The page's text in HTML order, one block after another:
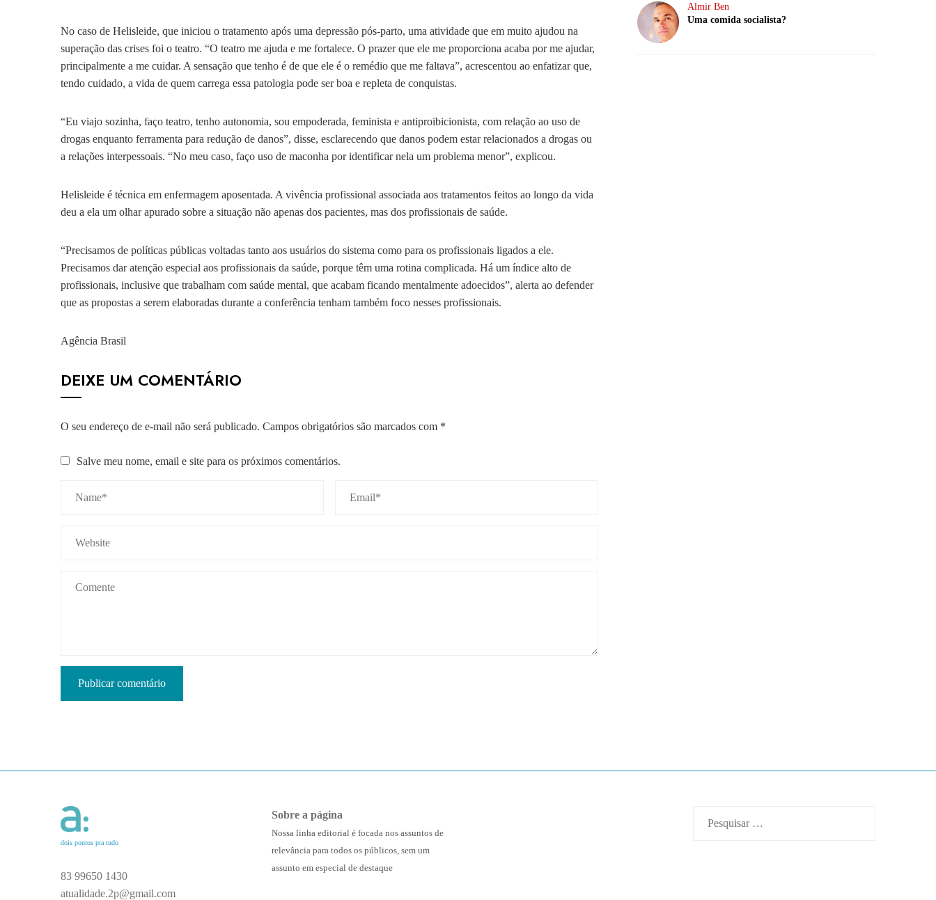
No caso de Helisleide, que iniciou o tratamento após uma depressão pós-parto, uma atividade que em muito ajudou na
superação das crises foi o teatro. “O teatro me ajuda e me fortalece. O prazer que ele me proporciona acaba por me ajudar,
principalmente a me cuidar. A sensação que tenho é de que ele é o remédio que me faltava”, acrescentou ao enfatizar que,
tendo cuidado, a vida de quem carrega essa patologia pode ser boa e repleta de conquistas.
“Eu viajo sozinha, faço teatro, tenho autonomia, sou empoderada, feminista e antiproibicionista, com relação ao uso de
drogas enquanto ferramenta para redução de danos”, disse, esclarecendo que danos podem estar relacionados a drogas ou
a relações interpessoais. “No meu caso, faço uso de maconha por identificar nela um problema menor”, explicou.
Helisleide é técnica em enfermagem aposentada. A vivência profissional associada aos tratamentos feitos ao longo da vida
deu a ela um olhar apurado sobre a situação não apenas dos pacientes, mas dos profissionais de saúde.
“Precisamos de políticas públicas voltadas tanto aos usuários do sistema como para os profissionais ligados a ele.
Precisamos dar atenção especial aos profissionais da saúde, porque têm uma rotina complicada. Há um índice alto de
profissionais, inclusive que trabalham com saúde mental, que acabam ficando mentalmente adoecidos”, alerta ao defender
que as propostas a serem elaboradas durante a conferência tenham também foco nesses profissionais.
Agência Brasil
DEIXE UM COMENTÁRIO
O seu endereço de e-mail não será publicado. Campos obrigatórios são marcados com *
Salve meu nome, email e site para os próximos comentários.
Almir Ben
Uma comida socialista?
dois pontos pra tudo
83 99650 1430
atualidade.2p@gmail.com
Sobre a página
Nossa linha editorial é focada nos assuntos de
relevância para todos os públicos, sem um
assunto em especial de destaque